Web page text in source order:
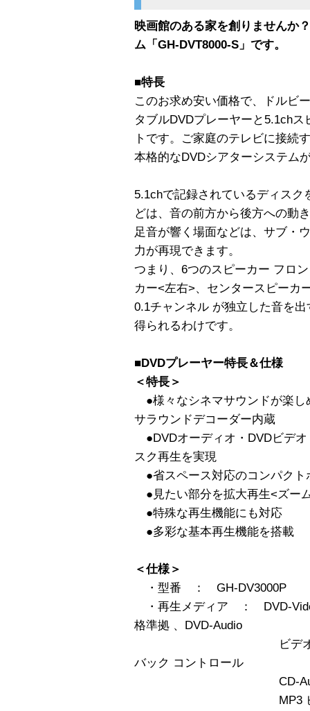
映画館のある家を創りませんか
ム「GH-DVT8000-S」です。
■特長
このお求め安い価格で、ドルビ
タブルDVDプレーヤーと5.1ch
トです。ご家庭のテレビに接続
本格的なDVDシアターシステム
5.1chで記録されているディス
どは、音の前方から後方への動
足音が響く場面などは、サブ・
力が再現できます。
つまり、6つのスピーカー フロ
カー<左右>、センタースピーカ
0.1チャンネル が独立した音を
得られるわけです。
■DVDプレーヤー特長＆仕様
＜特長＞
●様々なシネマサウンドが楽し
サラウンドデコーダー内蔵
●DVDオーディオ・DVDビデ
スク再生を実現
●省スペース対応のコンパクト
●見たい部分を拡大再生<ズー
●特殊な再生機能にも対応
●多彩な基本再生機能を搭載
＜仕様＞
・型番 ： GH-DV3000P
・再生メディア ： DVD-
格準拠 、DVD-Audio
ビデオCD 1.0/1.1
バック コントロール
CD-Audio CD-DA
MP3 ビットレー